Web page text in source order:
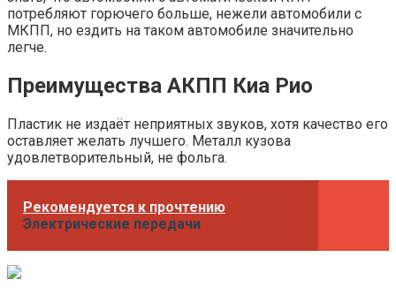
потребляют горючего больше, нежели автомобили с
МКПП, но ездить на таком автомобиле значительно
легче.
Преимущества АКПП Киа Рио
Пластик не издаёт неприятных звуков, хотя качество его
оставляет желать лучшего. Металл кузова
удовлетворительный, не фольга.
Рекомендуется к прочтению
Электрические передачи